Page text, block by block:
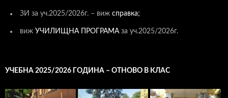
ЗИ за уч.2025/2026г. – виж справка;
виж УЧИЛИЩНА ПРОГРАМА за уч.2025/2026г.
УЧЕБНА 2025/2026 ГОДИНА – ОТНОВО В КЛАС